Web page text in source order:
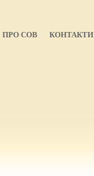
ПРО СОВ КОНТАКТИ